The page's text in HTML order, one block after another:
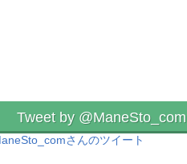
Tweet by @ManeSto_com
さんのツイート